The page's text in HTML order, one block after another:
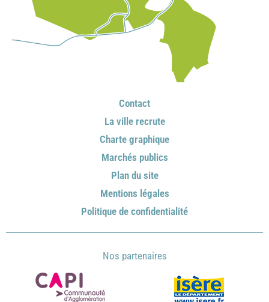
Contact
La ville recrute
Charte graphique
Marchés publics
Plan du site
Mentions légales
Politique de confidentialité
Nos partenaires